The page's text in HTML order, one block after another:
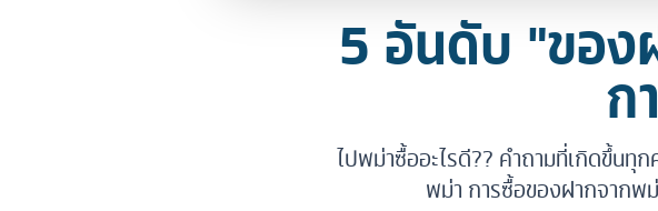
5 อันดับ "ของ
ก
ไปพม่าซื้ออะไรดี?? คำถามที่เกิดขึ้นทุ
พม่า การซื้อของฝากจากพ